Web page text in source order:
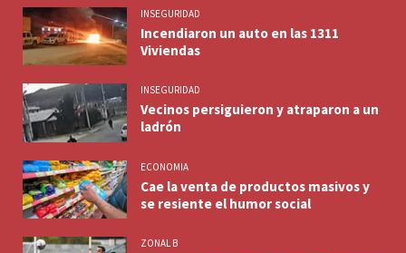
INSEGURIDAD
Incendiaron un auto en las 1311
Viviendas
INSEGURIDAD
Vecinos persiguieron y atraparon a un
ladrón
ECONOMIA
Cae la venta de productos masivos y
se resiente el humor social
ZONAL B